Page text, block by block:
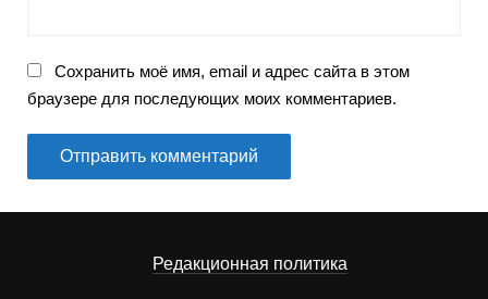
Сохранить моё имя, email и адрес сайта в этом
браузере для последующих моих комментариев.
Редакционная политика